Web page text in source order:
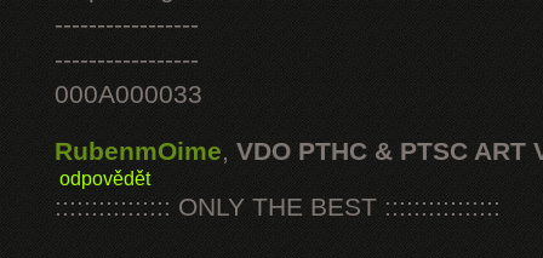
-----------------
-----------------
000A000033
RubenmOime, VDO PTHC & PTSC ART
odpovědět
:::::::::::::::: ONLY THE BEST ::::::::::::::::